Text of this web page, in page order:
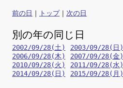
前の日 トップ 次の日
別の年の同じ日
2002/09/28(土) 2003/09/28(日)
2006/09/28(木)
2007/09/28(金)
2010/09/28(火)
2011/09/28(水)
2014/09/28(日)
2015/09/28(月)